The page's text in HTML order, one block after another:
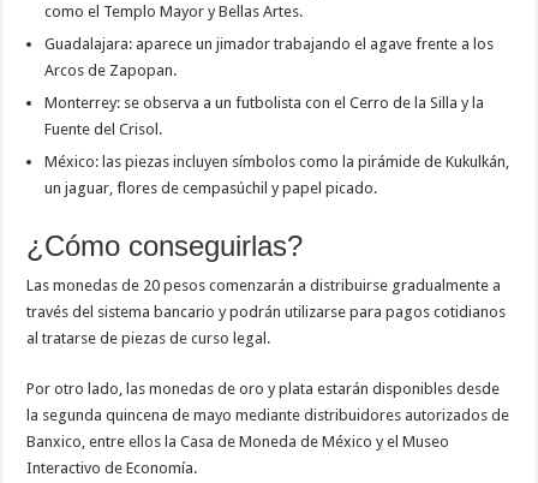
como el Templo Mayor y Bellas Artes.
Guadalajara: aparece un jimador trabajando el agave frente a los
Arcos de Zapopan.
Monterrey: se observa a un futbolista con el Cerro de la Silla y la
Fuente del Crisol.
México: las piezas incluyen símbolos como la pirámide de Kukulkán,
un jaguar, flores de cempasúchil y papel picado.
¿Cómo conseguirlas?
Las monedas de 20 pesos comenzarán a distribuirse gradualmente a
través del sistema bancario y podrán utilizarse para pagos cotidianos
al tratarse de piezas de curso legal.
Por otro lado, las monedas de oro y plata estarán disponibles desde
la segunda quincena de mayo mediante distribuidores autorizados de
Banxico, entre ellos laCasa de Moneda de México y elMuseo
Interactivo de Economía.